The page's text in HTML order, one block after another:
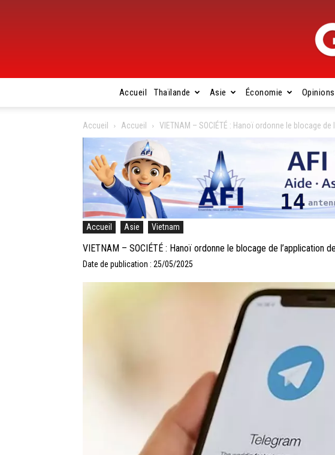
Accueil Thaïlande Asie Économie
Accueil Accueil VIETNAM – SOCIÉTÉ : Hanoï ordonne le blocage
Accueil Asie Vietnam
VIETNAM – SOCIÉTÉ : Hanoï ordonne le blocage de l’application
Date de publication : 25/05/2025